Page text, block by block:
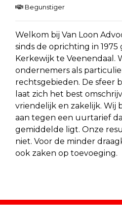
Begunstiger
Welkom bij Van Loon
sinds de oprichting in 1975
Kerkewijk te Veenendaal.
ondernemers als
rechtsgebieden. De sfeer
laat zich het best
vriendelijk en zakelijk. Wij
aan tegen een uurtarief
gemiddelde ligt. Onze
niet. Voor de minder
ook zaken op toevoeging.